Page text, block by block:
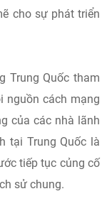
cho sự phát triển
Trung Quốc tham
nguồn cách mạng
của các nhà lãnh
tại Trung Quốc là
tiếp tục củng cố
sử chung.